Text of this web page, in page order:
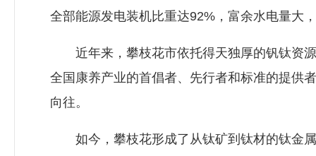
全部能源发电装机比重达92%，富余水电量大
近年来，攀枝花市依托得天独厚的钒钛资源
全国康养产业的首倡者、先行者和标准的提供
向往。
如今，攀枝花形成了从钛矿到钛材的钛金属